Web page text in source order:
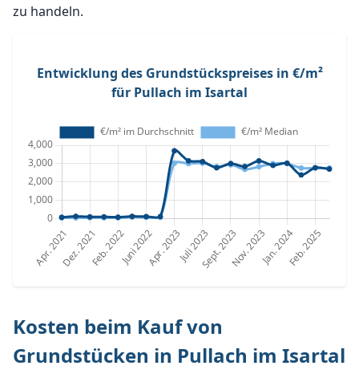
zu handeln.
Entwicklung des Grundstückspreises in €/m²
für Pullach im Isartal
Kosten beim Kauf von
Grundstücken in Pullach im Isartal